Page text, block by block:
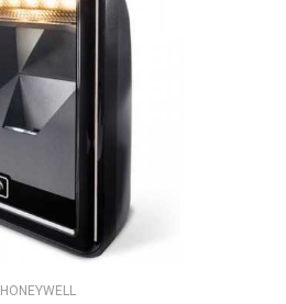
HONEYWELL